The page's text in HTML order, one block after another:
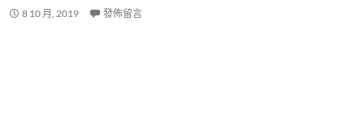
8 10 月, 2019 發佈留言